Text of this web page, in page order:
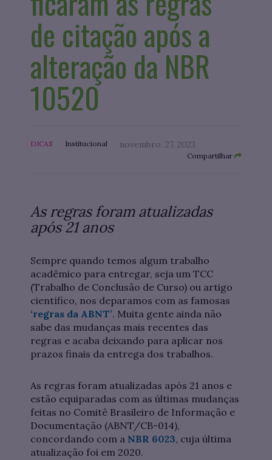
de citação após a
alteração da NBR
10520
DICAS Institucional novembro. 27, 2023
Compartilhar
As regras foram atualizadas
após 21 anos
Sempre quando temos algum trabalho
acadêmico para entregar, seja um TCC
(Trabalho de Conclusão de Curso) ou artigo
científico, nos deparamos com as famosas
‘regras da ABNT’. Muita gente ainda não
sabe das mudanças mais recentes das
regras e acaba deixando para aplicar nos
prazos finais da entrega dos trabalhos.
As regras foram atualizadas após 21 anos e
estão equiparadas com as últimas mudanças
feitas no Comitê Brasileiro de Informação e
Documentação (ABNT/CB-014),
concordando com a NBR 6023, cuja última
atualização foi em 2020.